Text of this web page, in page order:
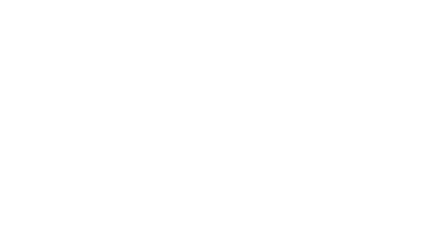
Art der Arbeit und dem Arbeitstempo
sowie Änderungsanzeigen bei Wechsel der